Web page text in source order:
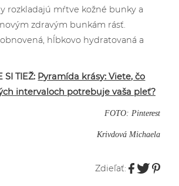
rozkladajú mŕtve kožné bunky a
zdravým bunkám rásť.
hĺbkovo hydratovaná a
SI TIEŽ: Pyramída krásy: Viete, čo
intervaloch potrebuje vaša pleť?
FOTO: Pinterest
Krivdová Michaela
Zdieľať: